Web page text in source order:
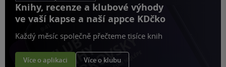
Knihy, recenze a klubové výhody
ve vaší kapse a naší appce KDčko
Každý měsíc společně přečteme tisíce knih
Více o aplikaci Více o klubu